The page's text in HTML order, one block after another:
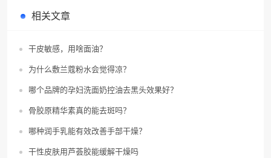
相关文章
干皮敏感，用啥面油？
为什么敷兰蔻粉水会觉得凉？
哪个品牌的孕妇洗面奶控油去黑头效果好？
骨胶原精华素真的能去斑吗？
哪种润手乳能有效改善手部干燥？
干性皮肤用芦荟胶能缓解干燥吗